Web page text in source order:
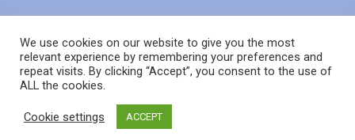
We use cookies on our website to give you the most
relevant experience by remembering your preferences and
repeat visits. By clicking “Accept”, you consent to the use of
ALL the cookies.
Cookie settings ACCEPT